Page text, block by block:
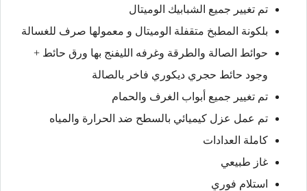
تم تغيير جميع الشبابيك الوميتال
بلكونة المطبخ متقفلة الوميتال و معمولها صرف للغسالة
حوائط الصالة والطرقة وغرفه الليفنج بها ورق حائط +
وجود حائط حجري ديكوري فاخر بالصالة
تم تغيير جميع أبواب الغرف والحمام
تم عمل عزل كيميائي بالسطح ضد الحرارة والمياه
كاملة العدادات
غاز طبيعي
استلام فوري